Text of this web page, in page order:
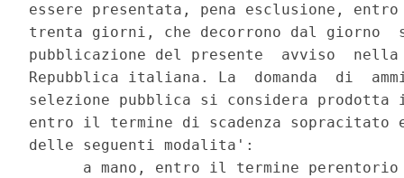
essere presentata, pena esclusione,
trenta giorni, che decorrono dal giorno
pubblicazione del presente  avviso
Repubblica italiana. La  domanda  di
selezione pubblica si considera
entro il termine di scadenza sopracitato
delle seguenti modalita':
a mano, entro il termine